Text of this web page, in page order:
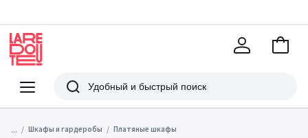
Меню
Redoute
Поиск
В
... Шкафы и гардеробы Платяные шкафы